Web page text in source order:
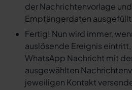
der Nachrichtenvorlage und
Empfängerdaten
Fertig! Nun wird immer,
auslösende Ereignis
WhatsApp Nachricht mit
ausgewählten
jeweiligen Kontakt